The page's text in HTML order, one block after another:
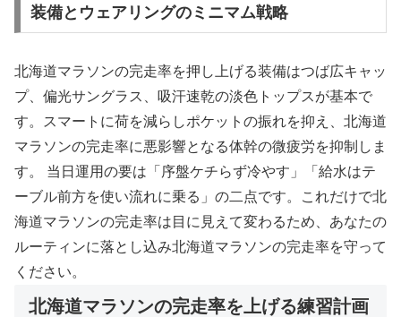
装備とウェアリングのミニマム戦略
北海道マラソンの完走率を押し上げる装備はつば広キャッ
プ、偏光サングラス、吸汗速乾の淡色トップスが基本で
す。スマートに荷を減らしポケットの振れを抑え、北海道
マラソンの完走率に悪影響となる体幹の微疲労を抑制しま
す。 当日運用の要は「序盤ケチらず冷やす」「給水はテ
ーブル前方を使い流れに乗る」の二点です。これだけで北
海道マラソンの完走率は目に見えて変わるため、あなたの
ルーティンに落とし込み北海道マラソンの完走率を守って
ください。
北海道マラソンの完走率を上げる練習計画